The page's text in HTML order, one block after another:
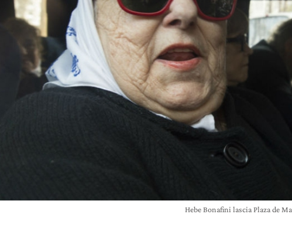
Hebe Bonafini lascia Plaza de